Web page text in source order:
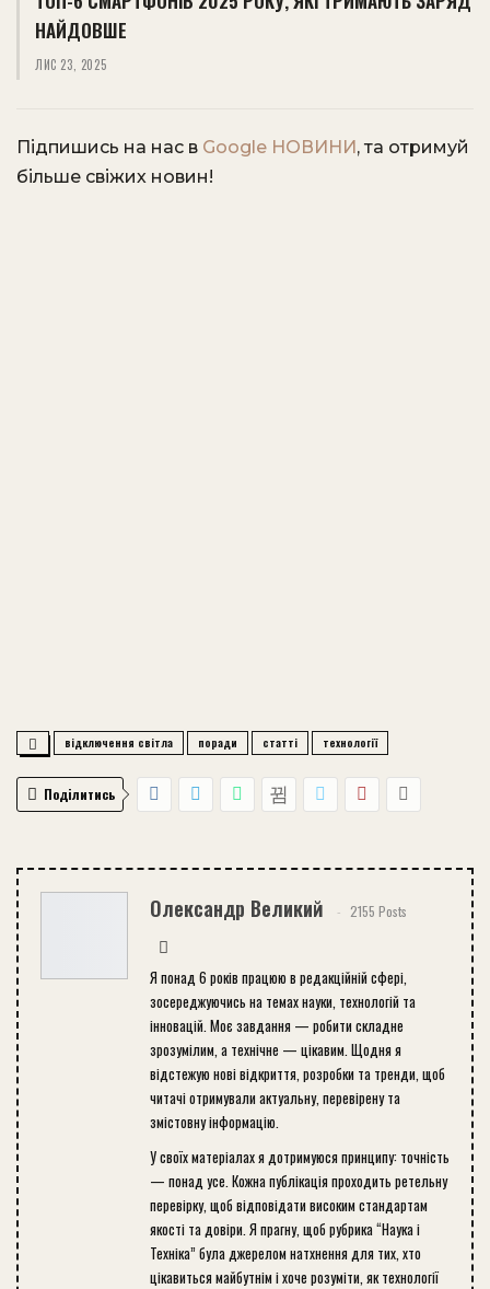
НАЙДОВШЕ
ЛИС 23, 2025
Підпишись на нас в Google НОВИНИ, та отримуй
більше свіжих новин!
відключення світла поради статті технології
Поділитись
Олександр Великий 2155 Posts
Я понад 6 років працюю в редакційній сфері,
зосереджуючись на темах науки, технологій та
інновацій. Моє завдання — робити складне
зрозумілим, а технічне — цікавим. Щодня я
відстежую нові відкриття, розробки та тренди, щоб
читачі отримували актуальну, перевірену та
змістовну інформацію.
У своїх матеріалах я дотримуюся принципу: точність
— понад усе. Кожна публікація проходить ретельну
перевірку, щоб відповідати високим стандартам
якості та довіри. Я прагну, щоб рубрика “Наука і
Техніка” була джерелом натхнення для тих, хто
цікавиться майбутнім і хоче розуміти, як технології